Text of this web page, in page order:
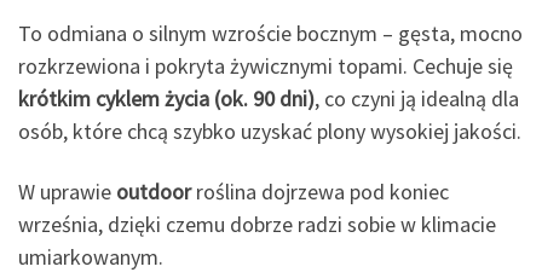
To odmiana o silnym wzroście bocznym – gęsta, mocno
rozkrzewiona i pokryta żywicznymi topami. Cechuje się
krótkim cyklem życia (ok. 90 dni), co czyni ją idealną dla
osób, które chcą szybko uzyskać plony wysokiej jakości.
W uprawie outdoorroślina dojrzewa pod koniec
września, dzięki czemu dobrze radzi sobie w klimacie
umiarkowanym.